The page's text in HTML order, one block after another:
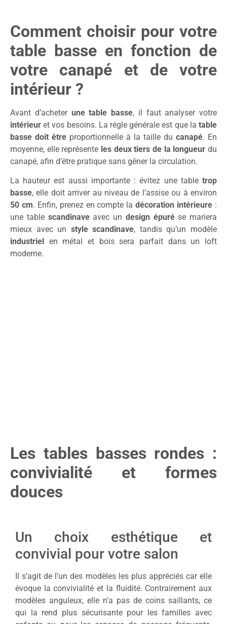
Comment choisir pour votre
table basse en fonction de
votre canapé et de votre
intérieur ?
Avant d’acheter une table basse, il faut analyser votre
intérieur et vos besoins. La règle générale est que la table
basse doit être proportionnelle à la taille du canapé. En
moyenne, elle représente les deux tiers de la longueur du
canapé, afin d’être pratique sans gêner la circulation.
La hauteur est aussi importante : évitez une table trop
basse, elle doit arriver au niveau de l’assise ou à environ
50 cm. Enfin, prenez en compte ladécoration intérieure :
une table scandinaveavec un design épurése mariera
mieux avec un style scandinave, tandis qu’un modèle
industriel
en métal et bois sera parfait dans un loft
moderne.
Les tables basses rondes :
convivialité et formes
douces
Un choix esthétique et
convivial pour votre salon
Il s’agit de l’un des modèles les plus appréciés car elle
évoque la convivialité et la fluidité. Contrairement aux
modèles anguleux, elle n’a pas de coins saillants, ce
qui la rend plus sécurisante pour les familles avec